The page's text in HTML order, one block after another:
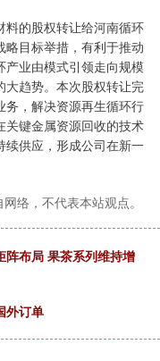
的股权转让给河南循环
目标举措，有利于推动
产业由模式引领走向规模
大趋势。本次股权转让完
务，解决资源再生循环行
关键金属资源回收的技术
续供应，形成公司在新一
络，不代表本站观点。
阵布局 果茶系列维持增
外订单